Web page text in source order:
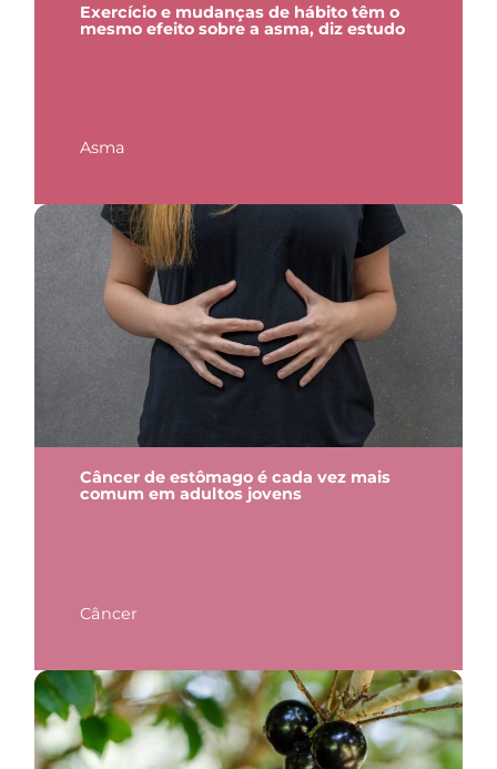
Exercício e mudanças de hábito têm o
mesmo efeito sobre a asma, diz estudo
Asma
Câncer de estômago é cada vez mais
comum em adultos jovens
Câncer